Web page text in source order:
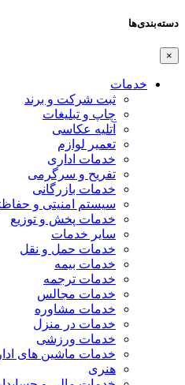
دسته‌بندی‌ها
×
خدمات
ثبت شرکت و برند
چاپ و تبلیغات
آتلیه عکاسی
تعمیر لوازم
خدمات اداری
تفریح و سرگرمی
خدمات بازرگانی
سیستم امنیتی و
خدمات پخش و توزیع
سایر خدمات
خدمات حمل و نقل
خدمات بیمه
خدمات ترجمه
خدمات مجالس
خدمات مشاوره
خدمات در منزل
خدمات ورزشی
خدمات ماشین های
هنری